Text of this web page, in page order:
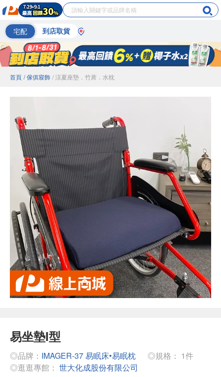
宅配 到店取貨
首頁 / 傢俱寢飾 / 涼夏座墊．竹蓆．水枕
易坐墊I型
◎品牌： IMAGER-37 易眠床•易眠枕
◎規格： 1件
◎逛逛專館： 世大化成股份有限公司